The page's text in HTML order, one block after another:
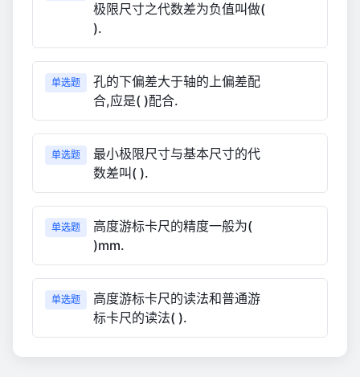
极限尺寸之代数差为负值叫做(
).
单选题
孔的下偏差大于轴的上偏差配
合,应是( )配合.
单选题
最小极限尺寸与基本尺寸的代
数差叫( ).
单选题
高度游标卡尺的精度一般为(
)mm.
单选题
高度游标卡尺的读法和普通游
标卡尺的读法( ).